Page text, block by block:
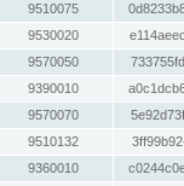
9510075
9530020
9570050
9390010
9570070
9510132
9360010